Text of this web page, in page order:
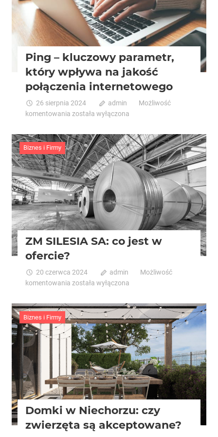
Biznesu
Ping – kluczowy parametr,
który wpływa na jakość
połączenia internetowego
26 sierpnia 2024 admin
Możliwość
komentowania Ping
kluczowy
parametr,
który
wpływa
na
jakość
połączenia
internetowego
została wyłączona
Biznes i Firmy
ZM SILESIA SA: co jest w
ofercie?
20 czerwca 2024 admin
Możliwość
komentowania ZM
SA:
co
jest
w
ofercie?
została wyłączona
Biznes i Firmy
Domki w Niechorzu: czy
zwierzęta są akceptowane?